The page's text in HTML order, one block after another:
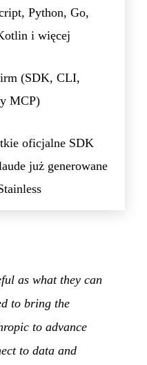
Python, Go,
i więcej
(SDK, CLI,
MCP)
oficjalne SDK
już generowane
as what they can
to bring the
to advance
to data and